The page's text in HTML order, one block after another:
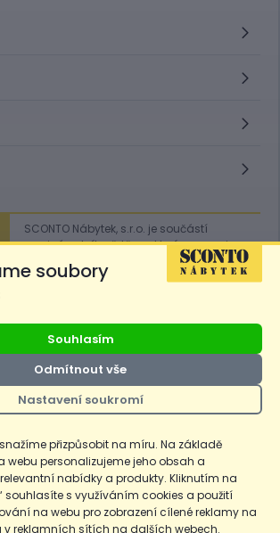
SCONTO Nábytek, s.r.o. je součástí
mezinárodního řetězce, který provozuje
obchodní domy
Sconto.
shopu sconto.cz jsou označeny následovně. Běžná
*Cena pro členy SCONTO Clubu, **Akční
Dle zákona o ochraně spotřebitele §12a je
současně i nejnižší za 30 dní, pokud není Nejnižší
uvedena samostatně na detailu produktu.
osobních údajůCookiesNastavení cookies
soubory
Souhlasím
Odmítnout vše
Nastavení soukromí
přizpůsobit na míru. Na základě
webu personalizujeme jeho obsah a
nabídky a produkty. Kliknutím na
souhlasíte s využíváním cookies a použití
na webu pro zobrazení cílené reklamy na
reklamních sítích na dalších webech.